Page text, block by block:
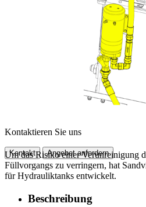
Kontaktieren Sie uns
Kontakt Angebot anfordern
Um das Risiko einer Verunreinigung
Füllvorgangs zu verringern, hat
für Hydrauliktanks entwickelt.
Beschreibung